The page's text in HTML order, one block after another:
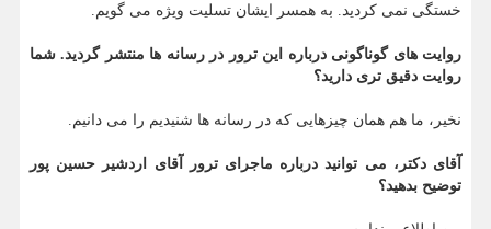
خستگی نمی کردید. به همسر ایشان تسلیت ویژه می گویم.
روایت های گوناگونی درباره این ترور در رسانه ها منتشر گردید. شما
روایت دقیق تری دارید؟
نخیر، ما هم همان چیزهایی که در رسانه ها شنیدیم را می دانیم.
آقای دکتر، می توانید درباره ماجرای ترور آقای اردشیر حسین پور
توضیح بدهید؟